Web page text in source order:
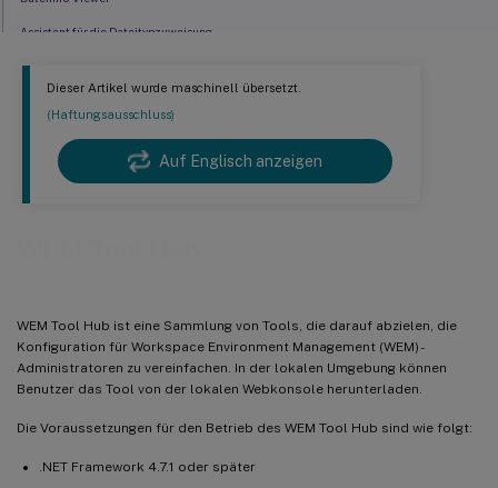
Dieser Artikel wurde maschinell übersetzt.
(Haftungsausschluss)
Auf Englisch anzeigen
WEM Tool Hub ist eine Sammlung von Tools, die darauf abzielen, die
Konfiguration für Workspace Environment Management (WEM) -
Administratoren zu vereinfachen. In der lokalen Umgebung können
Benutzer das Tool von der lokalen Webkonsole herunterladen.
Die Voraussetzungen für den Betrieb des WEM Tool Hub sind wie folgt:
.NET Framework 4.7.1 oder später
Assistent für die Dateitypzuweisung
Tool zur Gruppenrichtlinienmigration
Regelgenerator für die App-Zugriffskontrolle